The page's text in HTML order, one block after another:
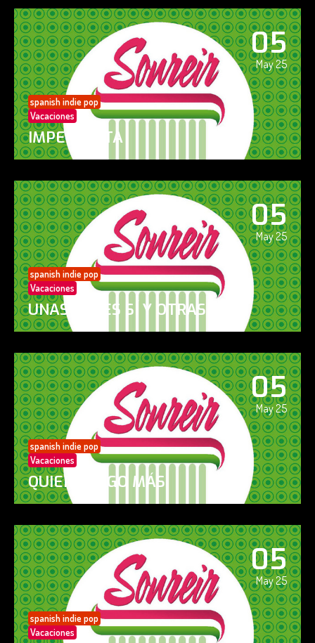
05
May 25
spanish indie pop
Vacaciones
IMPERFECTA
05
May 25
spanish indie pop
Vacaciones
UNAS VECES SÍ Y OTRAS NO
05
May 25
spanish indie pop
Vacaciones
QUIERO ALGO MÁS
05
May 25
spanish indie pop
Vacaciones